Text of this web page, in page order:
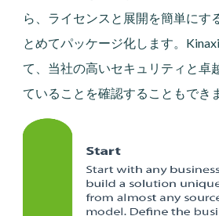
ら、ライセンスと展開を簡単にす
とめてパッケージ化します。
て、当社の高いセキュリティと卓
ていることを確認することもでき